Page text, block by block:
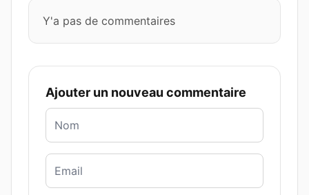
Y'a pas de commentaires
Ajouter un nouveau commentaire